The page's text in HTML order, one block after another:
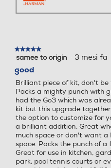
★★★★★
★★★★★
5
5
stelle.
samee to origin · 3 mesi fa
good
Brilliant piece of kit, don't be
Packs a mighty punch with
had the Go3 which was
kit but this upgrade
the option to customize for
a brilliant addition. Great
much space or don't want a
space. Packs the punch of a
Great for use in kitchen,
park, pool tennis courts or